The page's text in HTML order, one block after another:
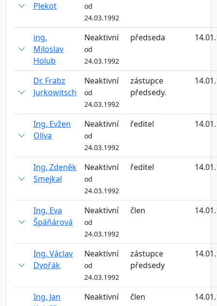
Plekot
od
24.03.1992
ing.
Miloslav
Holub
Neaktivní
od
24.03.1992
předseda
Dr. Frabz
Jurkowitsch
Neaktivní
od
24.03.1992
zástupce
předsedy.
Ing. Evžen
Oliva
Neaktivní
od
24.03.1992
ředitel
Ing. Zdeněk
Smejkal
Neaktivní
od
24.03.1992
ředitel
Ing. Eva
Špáňárová
Neaktivní
od
24.03.1992
člen
Ing. Václav
Dvořák
Neaktivní
od
24.03.1992
zástupce
předsedy
Ing. Jan
Neaktivní člen